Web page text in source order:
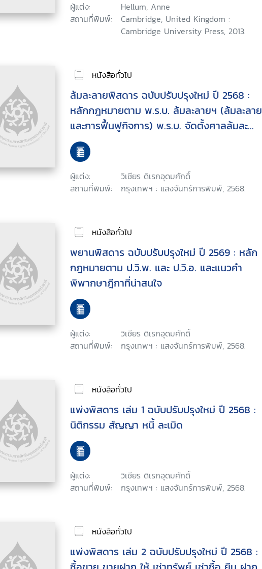
ผู้แต่ง:
Hellum, Anne
สถานที่พิมพ์:
Cambridge, United Kingdom :
Cambridge University Press, 2013.
หนังสือทั่วไป
ล้มละลายพิสดาร ฉบับปรับปรุงใหม่ ปี 2568 :
หลักกฎหมายตาม พ.ร.บ. ล้มละลายฯ (ล้มละลาย
และการฟื้นฟูกิจการ) พ.ร.บ. จัดตั้งศาลล้มละ
ลายฯ และแนวคำพิพากษาฎีกาที่น่าสนใจ
ผู้แต่ง:
วิเชียร ดิเรกอุดมศักดิ์
สถานที่พิมพ์:
กรุงเทพฯ : แสงจันทร์การพิมพ์, 2568.
หนังสือทั่วไป
พยานพิสดาร ฉบับปรับปรุงใหม่ ปี 2569 : หลัก
กฎหมายตาม ป.วิ.พ. และ ป.วิ.อ. และแนวคำ
พิพากษาฎีกาที่น่าสนใจ
ผู้แต่ง:
วิเชียร ดิเรกอุดมศักดิ์
สถานที่พิมพ์:
กรุงเทพฯ : แสงจันทร์การพิมพ์, 2568.
หนังสือทั่วไป
แพ่งพิสดาร เล่ม 1 ฉบับปรับปรุงใหม่ ปี 2568 :
นิติกรรม สัญญา หนี้ ละเมิด
ผู้แต่ง:
วิเชียร ดิเรกอุดมศักดิ์
สถานที่พิมพ์:
กรุงเทพฯ : แสงจันทร์การพิมพ์, 2568.
หนังสือทั่วไป
แพ่งพิสดาร เล่ม 2 ฉบับปรับปรุงใหม่ ปี 2568 :